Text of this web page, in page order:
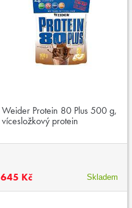
Weider Protein 80 Plus 500 g,
vícesložkový protein
645 Kč Skladem